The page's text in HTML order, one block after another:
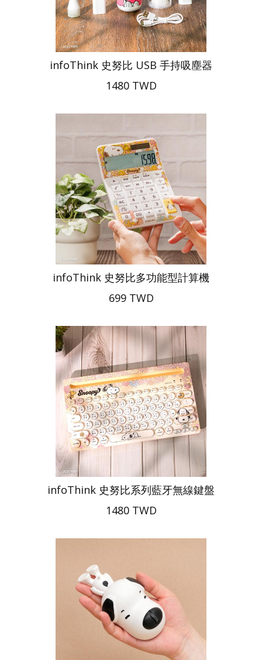
infoThink 史努比 USB 手持吸塵器
1480 TWD
infoThink 史努比多功能型計算機
699 TWD
infoThink 史努比系列藍牙無線鍵盤
1480 TWD